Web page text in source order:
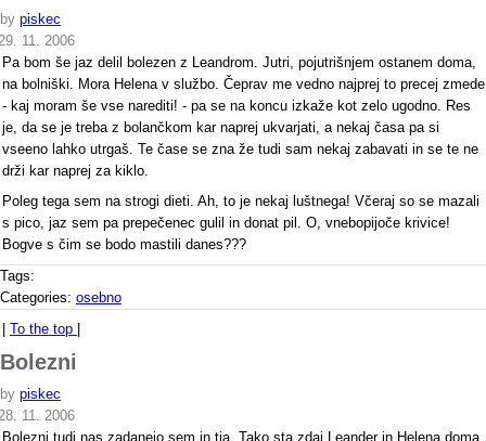
by piskec
11. 2006
Pa bom še jaz delil bolezen z Leandrom. Jutri, pojutrišnjem ostanem doma,
na bolniški. Mora Helena v službo. Čeprav me vedno najprej to precej zmede
- kaj moram še vse narediti! - pa se na koncu izkaže kot zelo ugodno. Res
je, da se je treba z bolančkom kar naprej ukvarjati, a nekaj časa pa si
vseeno lahko utrgaš. Te čase se zna že tudi sam nekaj zabavati in se te ne
drži kar naprej za kiklo.
Poleg tega sem na strogi dieti. Ah, to je nekaj luštnega! Včeraj so se mazali
s pico, jaz sem pa prepečenec gulil in donat pil. O, vnebopijoče krivice!
Bogve s čim se bodo mastili danes???
Tags:
Categories: osebno
To the top
Bolezni
by piskec
11. 2006
Bolezni tudi nas zadanejo sem in tja. Tako sta zdaj Leander in Helena doma,